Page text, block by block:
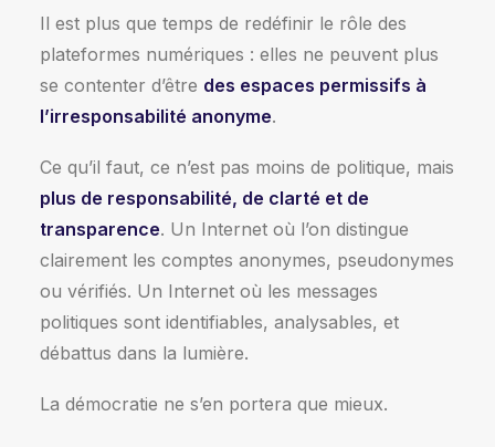
Il est plus que temps de redéfinir le rôle des
plateformes numériques : elles ne peuvent plus
se contenter d’être des espaces permissifs à
l’irresponsabilité anonyme.
Ce qu’il faut, ce n’est pas moins de politique, mais
plus de responsabilité, de clarté et de
transparence. Un Internet où l’on distingue
clairement les comptes anonymes, pseudonymes
ou vérifiés. Un Internet où les messages
politiques sont identifiables, analysables, et
débattus dans la lumière.
La démocratie ne s’en portera que mieux.